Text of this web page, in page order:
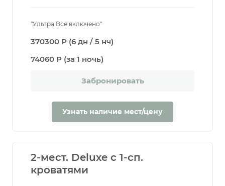
"Ультра Всё включено"
370300 Р (6 дн / 5 нч)
74060 Р (за 1 ночь)
Забронировать
Узнать наличие мест/цену
2-мест. Deluxe с 1-сп.
кроватями